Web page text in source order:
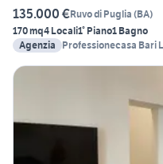
135.000 €Ruvo di Puglia (BA)
170 mq4 Locali1° Piano1 Bagno
Agenzia
Professionecasa Bari